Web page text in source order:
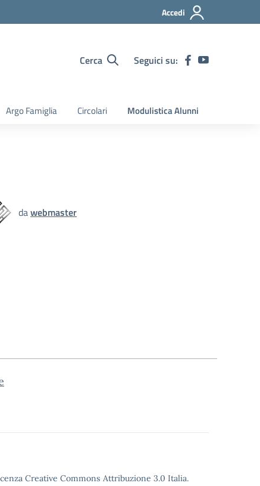
Accedi
Cerca Seguici su:
Argo Famiglia Circolari Modulistica Alunni
dawebmaster
Creative Commons Attribuzione 3.0 Italia.